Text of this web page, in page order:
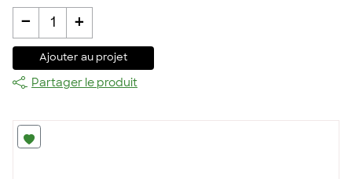
- 1 +
Ajouter au projet
Partager le produit